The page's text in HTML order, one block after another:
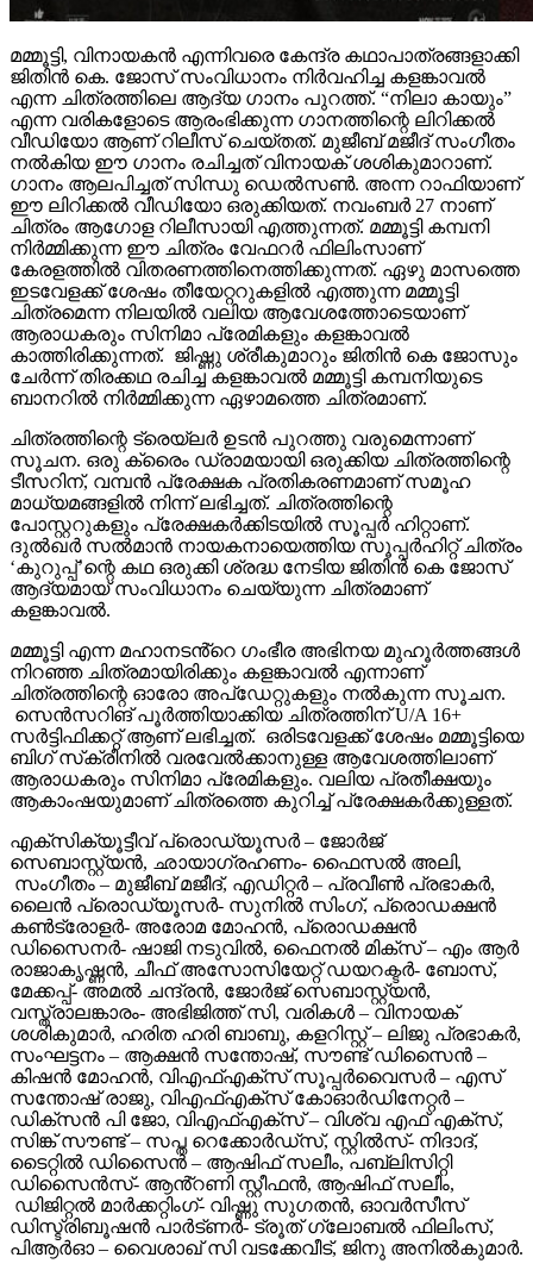
മമ്മൂട്ടി, വിനായകൻ എന്നിവരെ കേന്ദ്ര കഥാപാത്രങ്ങളാക്കി
ജിതിൻ കെ. ജോസ് സംവിധാനം നിർവഹിച്ച കളങ്കാവൽ
എന്ന ചിത്രത്തിലെ ആദ്യ ഗാനം പുറത്ത്. “നിലാ കായും”
എന്ന വരികളോടെ ആരംഭിക്കുന്ന ഗാനത്തിന്റെ ലിറിക്കൽ
വീഡിയോ ആണ് റിലീസ് ചെയ്തത്. മുജീബ് മജീദ് സംഗീതം
നൽകിയ ഈ ഗാനം രചിച്ചത് വിനായക് ശശികുമാറാണ്.
ഗാനം ആലപിച്ചത് സിന്ധു ഡെൽസൺ. അന്ന റാഫിയാണ്
ഈ ലിറിക്കൽ വീഡിയോ ഒരുക്കിയത്. നവംബർ 27 നാണ്
ചിത്രം ആഗോള റിലീസായി എത്തുന്നത്. മമ്മൂട്ടി കമ്പനി
നിർമ്മിക്കുന്ന ഈ ചിത്രം വേഫറർ ഫിലിംസാണ്
കേരളത്തിൽ വിതരണത്തിനെത്തിക്കുന്നത്. ഏഴു മാസത്തെ
ഇടവേളക്ക് ശേഷം തീയേറ്ററുകളിൽ എത്തുന്ന മമ്മൂട്ടി
ചിത്രമെന്ന നിലയിൽ വലിയ ആവേശത്തോടെയാണ്
ആരാധകരും സിനിമാ പ്രേമികളും കളങ്കാവൽ
കാത്തിരിക്കുന്നത്. ജിഷ്ണു ശ്രീകുമാറും ജിതിൻ കെ ജോസും
ചേർന്ന് തിരക്കഥ രചിച്ച കളങ്കാവൽ മമ്മൂട്ടി കമ്പനിയുടെ
ബാനറിൽ നിർമ്മിക്കുന്ന ഏഴാമത്തെ ചിത്രമാണ്.
ചിത്രത്തിന്റെ ട്രെയ്‌ലർ ഉടൻ പുറത്തു വരുമെന്നാണ്
സൂചന. ഒരു ക്രൈം ഡ്രാമയായി ഒരുക്കിയ ചിത്രത്തിന്റെ
ടീസറിന്, വമ്പൻ പ്രേക്ഷക പ്രതികരണമാണ് സമൂഹ
മാധ്യമങ്ങളിൽ നിന്ന് ലഭിച്ചത്. ചിത്രത്തിന്റെ
പോസ്റ്ററുകളും പ്രേക്ഷകർക്കിടയിൽ സൂപ്പർ ഹിറ്റാണ്.
ദുൽഖർ സൽമാൻ നായകനായെത്തിയ സൂപ്പർഹിറ്റ് ചിത്രം
‘കുറുപ്പ്’ന്റെ കഥ ഒരുക്കി ശ്രദ്ധ നേടിയ ജിതിൻ കെ ജോസ്
ആദ്യമായ് സംവിധാനം ചെയ്യുന്ന ചിത്രമാണ്
കളങ്കാവൽ.
മമ്മൂട്ടി എന്ന മഹാനടൻ്റെ ഗംഭീര അഭിനയ മുഹൂർത്തങ്ങൾ
നിറഞ്ഞ ചിത്രമായിരിക്കും കളങ്കാവൽ എന്നാണ്
ചിത്രത്തിന്റെ ഓരോ അപ്‌ഡേറ്റുകളും നൽകുന്ന സൂചന.
സെൻസറിങ് പൂർത്തിയാക്കിയ ചിത്രത്തിന് U/A 16+
സർട്ടിഫിക്കറ്റ് ആണ് ലഭിച്ചത്. ഒരിടവേളക്ക് ശേഷം മമ്മൂട്ടിയെ
ബിഗ് സ്‌ക്രീനിൽ വരവേൽക്കാനുള്ള ആവേശത്തിലാണ്
ആരാധകരും സിനിമാ പ്രേമികളും. വലിയ പ്രതീക്ഷയും
ആകാംഷയുമാണ് ചിത്രത്തെ കുറിച്ച് പ്രേക്ഷകർക്കുള്ളത്.
എക്സിക്യൂട്ടീവ് പ്രൊഡ്യൂസർ – ജോർജ്
സെബാസ്റ്റ്യൻ, ഛായാഗ്രഹണം- ഫൈസൽ അലി,
സംഗീതം – മുജീബ് മജീദ്, എഡിറ്റർ – പ്രവീൺ പ്രഭാകർ,
ലൈൻ പ്രൊഡ്യൂസർ- സുനിൽ സിംഗ്, പ്രൊഡക്ഷൻ
കൺട്രോളർ- അരോമ മോഹൻ, പ്രൊഡക്ഷൻ
ഡിസൈനർ- ഷാജി നടുവിൽ, ഫൈനൽ മിക്സ് – എം ആർ
രാജാകൃഷ്ണൻ, ചീഫ് അസോസിയേറ്റ് ഡയറക്ടർ- ബോസ്,
മേക്കപ്പ്- അമൽ ചന്ദ്രൻ, ജോർജ് സെബാസ്റ്റ്യൻ,
വസ്ത്രാലങ്കാരം- അഭിജിത്ത് സി, വരികൾ – വിനായക്
ശശികുമാർ, ഹരിത ഹരി ബാബു, കളറിസ്റ്റ് – ലിജു പ്രഭാകർ,
സംഘട്ടനം – ആക്ഷൻ സന്തോഷ്, സൗണ്ട് ഡിസൈൻ –
കിഷൻ മോഹൻ, വിഎഫ്എക്സ് സൂപ്പർവൈസർ – എസ്
സന്തോഷ് രാജു, വിഎഫ്എക്സ് കോഓർഡിനേറ്റർ –
ഡിക്സൻ പി ജോ, വിഎഫ്എക്സ് – വിശ്വ എഫ് എക്സ്,
സിങ്ക് സൗണ്ട് – സപ്ത റെക്കോർഡ്സ്, സ്റ്റിൽസ്- നിദാദ്,
ടൈറ്റിൽ ഡിസൈൻ – ആഷിഫ് സലീം, പബ്ലിസിറ്റി
ഡിസൈൻസ്- ആൻ്റണി സ്റ്റീഫൻ, ആഷിഫ് സലീം,
ഡിജിറ്റൽ മാർക്കറ്റിംഗ്- വിഷ്ണു സുഗതൻ, ഓവർസീസ്
ഡിസ്ട്രിബൂഷൻ പാർട്ണർ- ട്രൂത് ഗ്ലോബൽ ഫിലിംസ്,
പിആർഓ – വൈശാഖ് സി വടക്കേവീട്, ജിനു അനിൽകുമാർ.